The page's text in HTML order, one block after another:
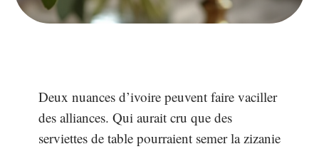
Deux nuances d’ivoire peuvent faire vaciller
des alliances. Qui aurait cru que des
serviettes de table pourraient semer la zizanie